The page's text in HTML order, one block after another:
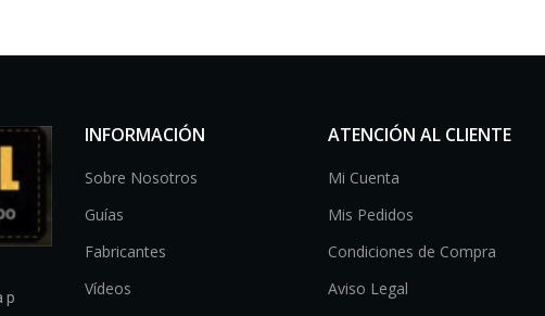
p
INFORMACIÓN
Sobre Nosotros
Guías
Fabricantes
Vídeos
ATENCIÓN AL CLIENTE
Mi Cuenta
Mis Pedidos
Condiciones de Compra
Aviso Legal